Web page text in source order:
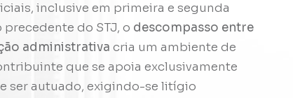
inclusive em primeira e segunda
do STJ, o descompasso entre
administrativa cria um ambiente de
que se apoia exclusivamente
ser autuado, exigindo-se litígio